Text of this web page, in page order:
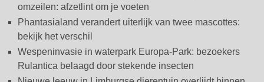
omzeilen: afzetlint om je voeten
Phantasialand verandert uiterlijk van twee mascottes:
bekijk het verschil
Wespeninvasie in waterpark Europa-Park: bezoekers
Rulantica belaagd door stekende insecten